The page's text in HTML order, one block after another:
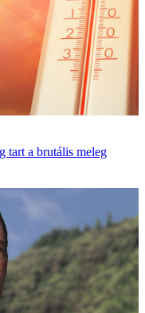
tart a brutális meleg